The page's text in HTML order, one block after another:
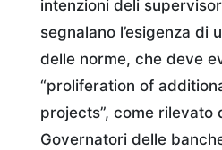
intenzioni deli
segnalano l’esigenza di
delle norme, che deve
“proliferation of
projects”, come rilevato
Governatori delle